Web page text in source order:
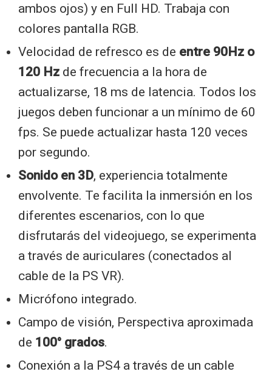
ambos ojos) y en Full HD. Trabaja con
colores pantalla RGB.
Velocidad de refresco es de entre 90Hz o
120 Hz de frecuencia a la hora de
actualizarse, 18 ms de latencia. Todos los
juegos deben funcionar a un mínimo de 60
fps. Se puede actualizar hasta 120 veces
por segundo.
Sonido en 3D, experiencia totalmente
envolvente. Te facilita la inmersión en los
diferentes escenarios, con lo que
disfrutarás del videojuego, se experimenta
a través de auriculares (conectados al
cable de la PS VR).
Micrófono integrado.
Campo de visión, Perspectiva aproximada
de 100° grados.
Conexión a la PS4 a través de un cable